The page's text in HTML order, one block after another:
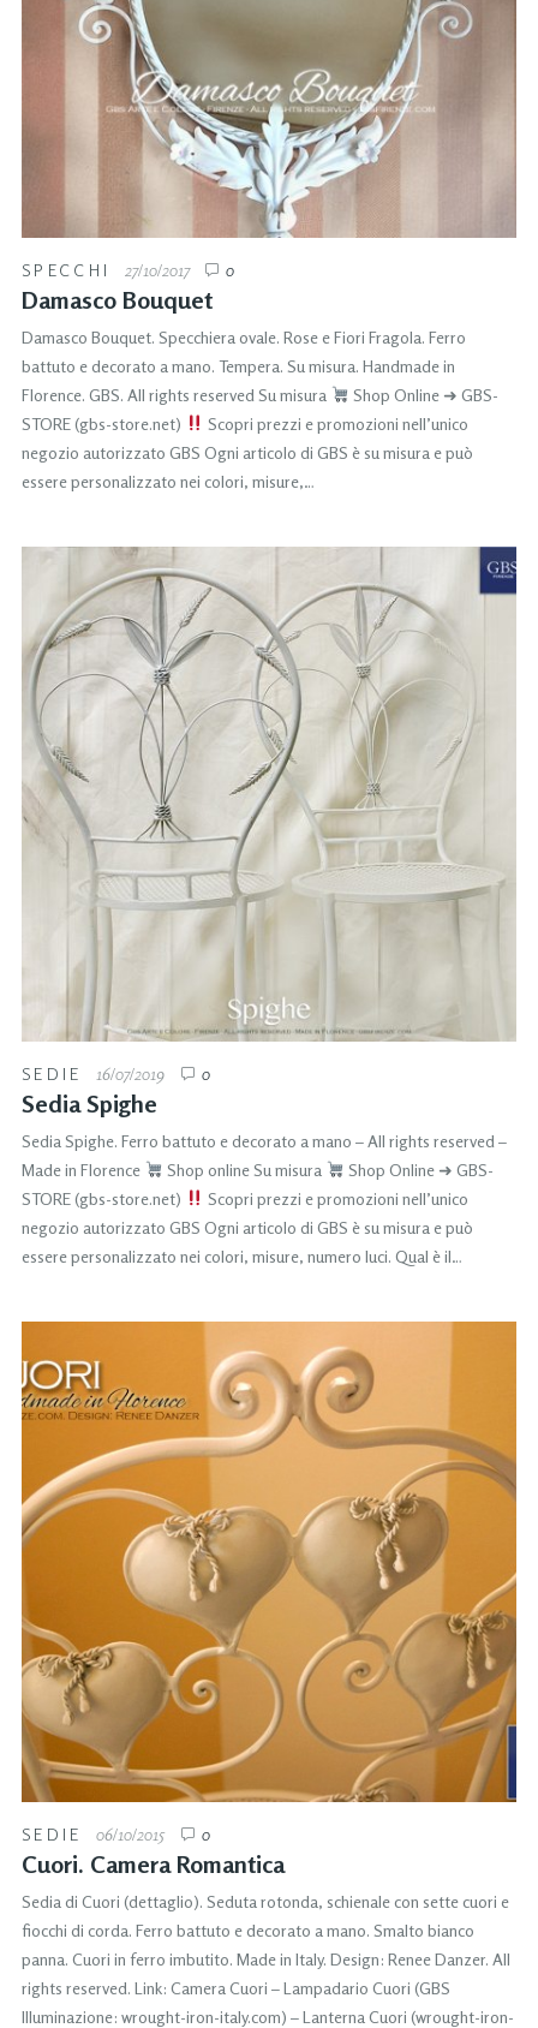
SPECCHI 27/10/2017 0
Damasco Bouquet
Damasco Bouquet. Specchiera ovale. Rose e Fiori Fragola. Ferro
battuto e decorato a mano. Tempera. Su misura. Handmade in
Florence. GBS. All rights reserved Su misura
Shop Online ➜ GBS-
STORE (gbs-store.net)
Scopri prezzi e promozioni nell’unico
negozio autorizzato GBS Ogni articolo di GBS è su misura e può
essere personalizzato nei colori, misure,…
SEDIE 16/07/2019 0
Sedia Spighe
Sedia Spighe. Ferro battuto e decorato a mano – All rights reserved –
Made in Florence
Shop online Su misura
Shop Online ➜ GBS-
STORE (gbs-store.net)
Scopri prezzi e promozioni nell’unico
negozio autorizzato GBS Ogni articolo di GBS è su misura e può
essere personalizzato nei colori, misure, numero luci. Qual è il…
SEDIE 06/10/2015 0
Cuori. Camera Romantica
Sedia di Cuori (dettaglio). Seduta rotonda, schienale con sette cuori e
fiocchi di corda. Ferro battuto e decorato a mano. Smalto bianco
panna. Cuori in ferro imbutito. Made in Italy. Design: Renee Danzer. All
rights reserved. Link: Camera Cuori – Lampadario Cuori (GBS
Illuminazione: wrought-iron-italy.com) – Lanterna Cuori (wrought-iron-